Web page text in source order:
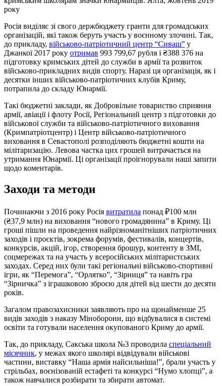
року
Росія виділяє зі свого держбюджету гранти для громадських
організацій, які також беруть участь у воєнному злочині. Так,
до прикладу, військово-патріотичний центр “Сиваш” у
Джанкої 2017 року отримав 993 799,67 рубля і ₴388 376 на
підготовку кримських дітей до служби в армії та розвиток
військово-прикладних видів спорту. Наразі ця організація, як і
десятки інших військово-патріотичних клубів Криму,
потрапила до складу Юнармії.
Такі бюджетні заклади, як Добровільне товариство сприяння
армії, авіації і флоту Росії, Регіональний центр з підготовки до
військової служби та військово-патріотичного вихoвання
(Кримпатріотцентр) і Центр військово-патріотичного
виховання в Севастополі розподіляють бюджетні кошти на
мілітаризацію. Левова частка цих грошей витрачається на
утримання Юнармії. Ці організації проігнорували наші запити
щодо коментарів.
Заходи та методи
Починаючи з 2016 року Росія витратила понад ₽100 млн
(₴37,9 млн) на виховання “нового громадянина” в Криму. Ці
гроші пішли на проведення найрізноманітніших патріотичних
заходів і проєктів, зокрема форумів, фестивалів, концертів,
конкурсів, акцій, ігор, створення брошур, контенту в ЗМІ,
соцмережах та на участь у всеросійських мілітаристських
заходах. Серед них були такі регіональні військово-спортивні
ігри, як “Перемога”, “Орлятко”, “Зірниця” та навіть гра
“Зірничка” з іграшковою зброєю для дітей від шести до десяти
років.
Загалом правозахисники заявляють про на щонайменше 25
видів заходів з наказу Міноборони, що відбувалися в системі
освіти та готували населення окупованого Криму до армії.
Так, до прикладу, Сакська школа №3 проводила спеціальний
місячник, у межах якого школярі відвідували військові
частини, виставку “Наша армія найсильніша!”, брали участь у
стрільбах, воєнізованій естафеті та конкурсі “Нумо хлопці”, а
також навчалися розбирати та збирати автомат.